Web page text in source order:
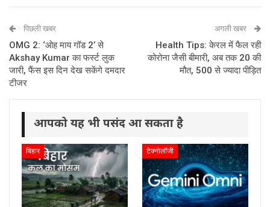
पिछली खबर
OMG 2: ‘ओह माय गॉड 2’ से
Akshay Kumar का फर्स्ट लुक
जारी, फैंस इस दिन देख सकेंगे दमदार
टीजर
अगली खबर
Health Tips: केरल में फैल रही
कोरोना जैसी बीमारी, अब तक 20 की
मौत, 500 से ज्यादा पीड़ित
आपको यह भी पसंद आ सकता है
बिहार टेक्नोलॉजी